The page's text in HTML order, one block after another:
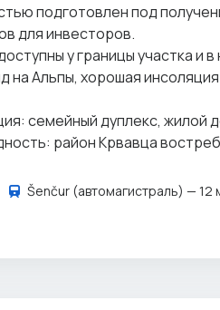
подготовлен под
для инвесторов.
у границы участка и
на Альпы, хорошая
семейный дуплекс, жилой
район Крвавца
Šenčur (автомагистраль) — 12